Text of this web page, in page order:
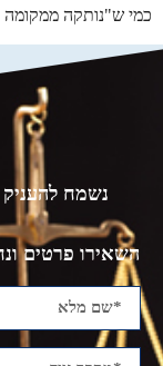
כמי ש"נותקה
נשמח להעניק
השאירו פרטים